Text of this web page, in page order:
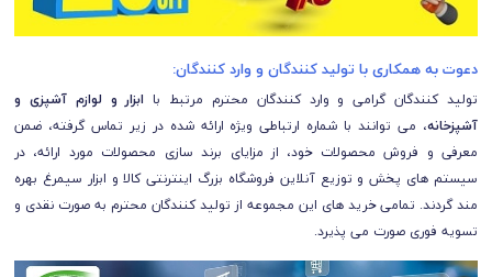
دعوت به همکاری با تولید کنندگان و وارد کنندگان:
تولید کنندگان گرامی و وارد کنندگان محترم مرتبط با ابزار و لوازم آشپزی و
آشپزخانه، می توانند با شماره ارتباطی ویژه ارائه شده در زیر تماس گرفته، ضمن
معرفی و فروش محصولات خود، از مزایای برند سازی محصولات مورد ارائه، در
سیستم های پخش و توزیع آنلاین فروشگاه بزرگ اینترنتی کالا و ابزار سیمرغ بهره
مند گردند. تمامی خرید های این مجموعه از تولید کنندگان محترم به صورت نقدی و
تسویه فوری صورت می پذیرد.